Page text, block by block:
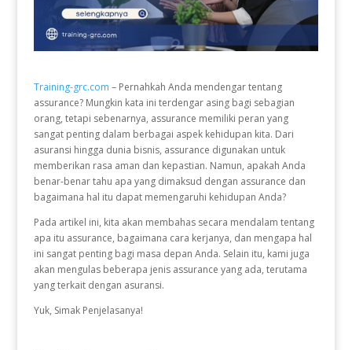
Training-grc.com – Pernahkah Anda mendengar tentang
assurance? Mungkin kata ini terdengar asing bagi sebagian
orang, tetapi sebenarnya, assurance memiliki peran yang
sangat penting dalam berbagai aspek kehidupan kita. Dari
asuransi hingga dunia bisnis, assurance digunakan untuk
memberikan rasa aman dan kepastian. Namun, apakah Anda
benar-benar tahu apa yang dimaksud dengan assurance dan
bagaimana hal itu dapat memengaruhi kehidupan Anda?
Pada artikel ini, kita akan membahas secara mendalam tentang
apa itu assurance, bagaimana cara kerjanya, dan mengapa hal
ini sangat penting bagi masa depan Anda. Selain itu, kami juga
akan mengulas beberapa jenis assurance yang ada, terutama
yang terkait dengan asuransi.
Yuk, Simak Penjelasanya!